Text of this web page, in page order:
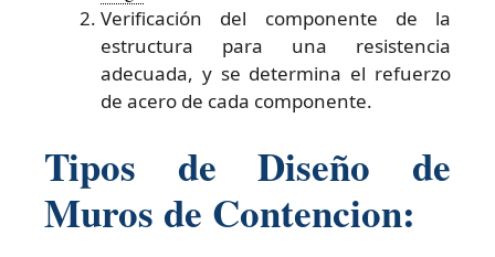
Verificación del componente de la
estructura para una resistencia
adecuada, y se determina el refuerzo
de acero de cada componente.
Tipos de Diseño de
Muros de Contencion: